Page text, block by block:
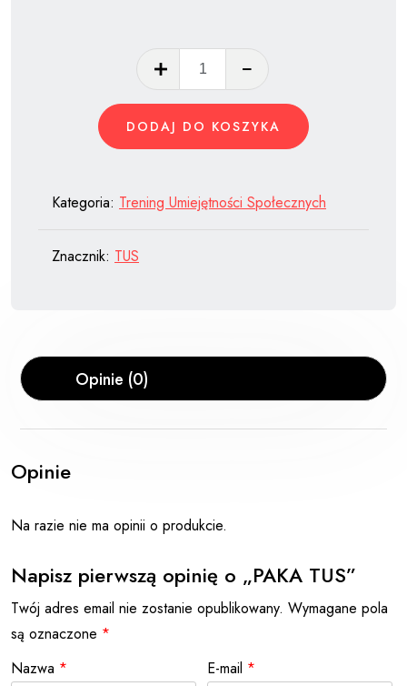
PAKA
TUS
DODAJ DO KOSZYKA
Kategoria: Trening Umiejętności Społecznych
Znacznik: TUS
Opinie (0)
Opinie
Na razie nie ma opinii o produkcie.
Napisz pierwszą opinię o „PAKA TUS”
Twój adres email nie zostanie opublikowany. Wymagane pola
są oznaczone *
Nazwa * E-mail *